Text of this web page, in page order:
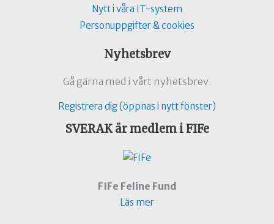
Nytt i våra IT-system
Personuppgifter & cookies
Nyhetsbrev
Gå gärna med i vårt nyhetsbrev.
Registrera dig (öppnas i nytt fönster)
SVERAK är medlem i FIFe
FIFe Feline Fund
Läs mer